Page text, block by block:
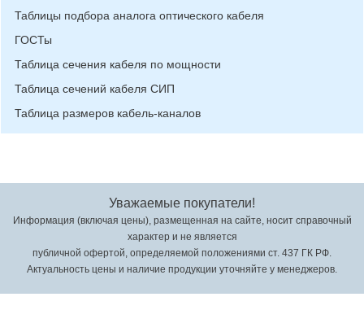
Таблицы подбора аналога оптического кабеля
ГОСТы
Таблица сечения кабеля по мощности
Таблица сечений кабеля СИП
Таблица размеров кабель-каналов
Уважаемые покупатели!
Информация (включая цены), размещенная на сайте, носит справочный
характер и не является
публичной офертой, определяемой положениями ст. 437 ГК РФ.
Актуальность цены и наличие продукции уточняйте у менеджеров.